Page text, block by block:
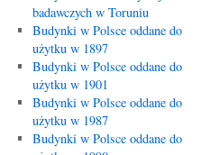
badawczych w Toruniu
Budynki w Polsce oddane do
użytku w 1897
Budynki w Polsce oddane do
użytku w 1901
Budynki w Polsce oddane do
użytku w 1987
Budynki w Polsce oddane do